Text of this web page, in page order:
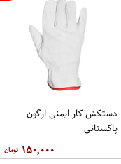
دستکش کار ایمنی ارگون
پاکستانی
۱۵۰,۰۰۰